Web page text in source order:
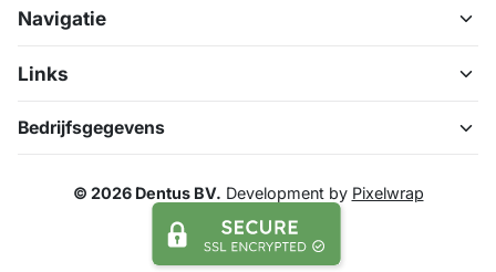
Navigatie
Links
Bedrijfsgegevens
© 2026 Dentus BV. Development by Pixelwrap